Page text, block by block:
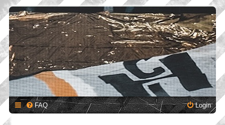
FAQ Login